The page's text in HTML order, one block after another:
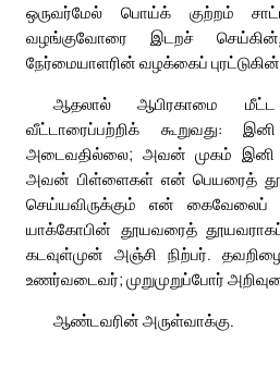
ஒருவர்மேல் பொய்க் குற்றம்
வழங்குவோரை இடறச்
நேர்மையாளரின் வழக்கைப்
ஆதலால் ஆபிரகாமை
வீட்டாரைப்பற்றிக் கூறுவது:
அடைவதில்லை; அவன் முகம் இனி
அவன் பிள்ளைகள் என் பெயரைத்
செய்யவிருக்கும் என் கைவேலைப்
யாக்கோபின் தூயவரைத்
கடவுள்முன் அஞ்சி நிற்பர்.
உணர்வடைவர்; முறுமுறுப்போர்
ஆண்டவரின் அருள்வாக்கு.